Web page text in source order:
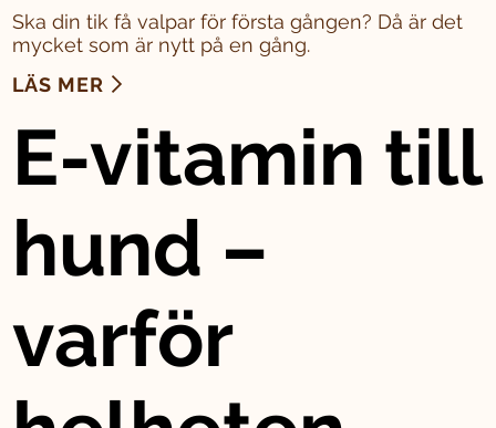
Ska din tik få valpar för första gången? Då är det
mycket som är nytt på en gång.
LÄS MER
E-vitamin till
hund –
varför